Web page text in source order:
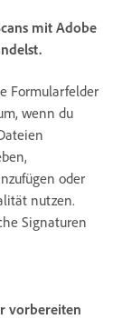
mit Adobe
Formularfelder
wenn du
oder
nutzen.
Signaturen
vorbereiten